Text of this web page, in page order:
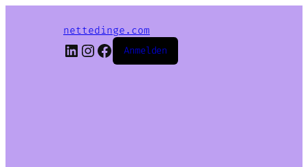
nettedinge.com
LinkedIn
Instagram
Facebook
Anmelden